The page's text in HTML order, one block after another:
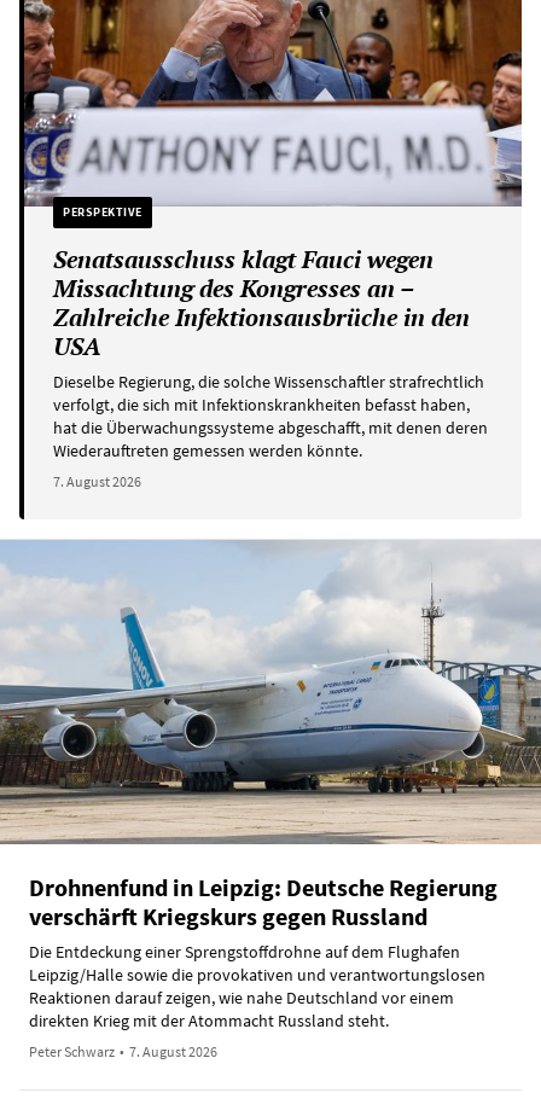
PERSPEKTIVE
Senatsausschuss klagt Fauci wegen
Missachtung des Kongresses an –
Zahlreiche Infektionsausbrüche in den
USA
Dieselbe Regierung, die solche Wissenschaftler strafrechtlich
verfolgt, die sich mit Infektionskrankheiten befasst haben,
hat die Überwachungssysteme abgeschafft, mit denen deren
Wiederauftreten gemessen werden könnte.
7. August 2026
Drohnenfund in Leipzig: Deutsche Regierung
verschärft Kriegskurs gegen Russland
Die Entdeckung einer Sprengstoffdrohne auf dem Flughafen
Leipzig/Halle sowie die provokativen und verantwortungslosen
Reaktionen darauf zeigen, wie nahe Deutschland vor einem
direkten Krieg mit der Atommacht Russland steht.
Peter Schwarz • 7. August 2026